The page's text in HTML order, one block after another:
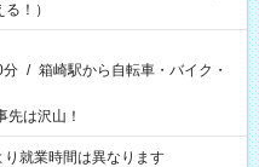
！）
分 / 箱崎駅から自転車・バイク・
先は沢山！
就業時間は異なります